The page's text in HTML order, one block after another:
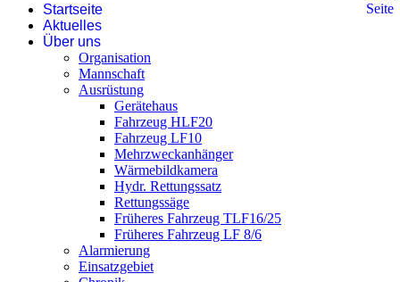
Startseite
Aktuelles
Über uns
Organisation
Mannschaft
Ausrüstung
Gerätehaus
Fahrzeug HLF20
Fahrzeug LF10
Mehrzweckanhänger
Wärmebildkamera
Hydr. Rettungssatz
Rettungssäge
Früheres Fahrzeug TLF16/25
Früheres Fahrzeug LF 8/6
Alarmierung
Einsatzgebiet